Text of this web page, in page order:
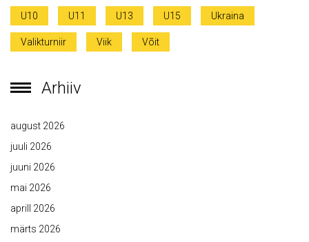
U10 U11 U13 U15 Ukraina
Valikturniir Viik Võit
Arhiiv
august 2026
juuli 2026
juuni 2026
mai 2026
aprill 2026
märts 2026